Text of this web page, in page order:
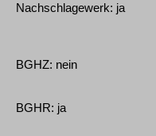
Nachschlagewerk: ja
BGHZ: nein
BGHR: ja